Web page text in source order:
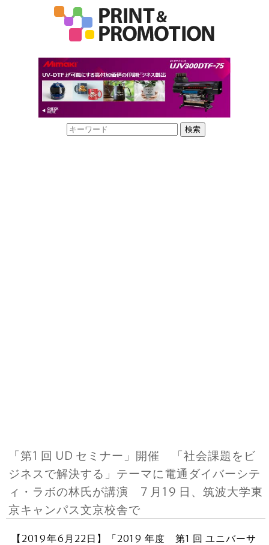
「第1 回 UD セミナー」開催 「社会課題をビ
ジネスで解決する」テーマに電通ダイバーシテ
ィ・ラボの林氏が講演 7 月19 日、筑波大学東
京キャンパス文京校舎で
【2019年6月22日】「2019 年度 第1 回 ユニバーサ